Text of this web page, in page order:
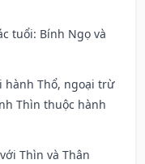
tuổi: Bính Ngọ và
hành Thổ, ngoại trừ
Thìn thuộc hành
Thìn và Thân